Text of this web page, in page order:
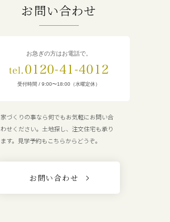
お問い合わせ
お急ぎの方はお電話で。
tel. 0120-41-4012
受付時間 / 9:00〜18:00（水曜定休）
家づくりの事なら何でもお気軽にお問い合
わせください。土地探し、注文住宅も承り
ます。見学予約もこちらからどうぞ。
お問い合わせ